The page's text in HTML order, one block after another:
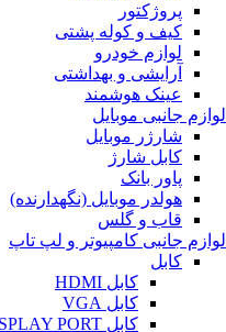
پروژکتور
کیف و کوله پشتی
لوازم خودرو
آرایشی و بهداشتی
عینک هوشمند
لوازم جانبی موبایل
شارژر موبایل
کابل شارژ
پاور بانک
هولدر موبایل (نگهدارنده)
قاب و گلس
لوازم جانبی کامپیوتر و لپ تاپ
کابل
کابل HDMI
کابل VGA
کابل DISPLAY PORT